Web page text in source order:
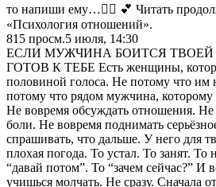
то напиши ему…👇🏻 💕 Читать
«Психология отношений».
815 просм.5 июля, 14:30
ЕСЛИ МУЖЧИНА БОИТСЯ ТВОЕЙ
ГОТОВ К ТЕБЕ Есть женщины,
половиной голоса. Не потому что им
потому что рядом мужчина, которому
Не вовремя обсуждать отношения. Не
боли. Не вовремя поднимать
спрашивать, что дальше. У него для
плохая погода. То устал. То занят. То
“давай потом”. То “зачем сейчас?” И
учишься молчать. Не сразу. Сначала